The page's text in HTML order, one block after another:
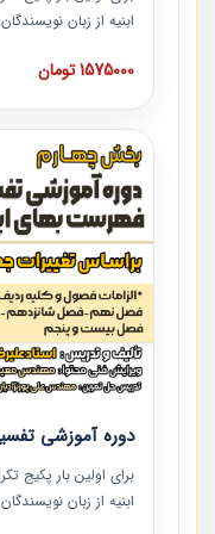
ابنیه از زبان
ردیف ها و مطالب
دوره به صورت کامل
دوره با کلام مهندس
مشاور در امر بازنگری
همکارانی که در
توصیه می کنیم از
1575000 تومان
دوره آموزشی
برای اولین بار پکیج
ابنیه از زبان
ردیف ها و مطالب